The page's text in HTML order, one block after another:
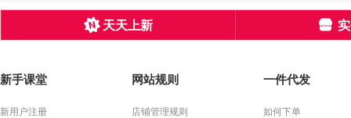
天天上新
新手课堂
新用户注册
网站规则
店铺管理规则
一件代发
如何下单